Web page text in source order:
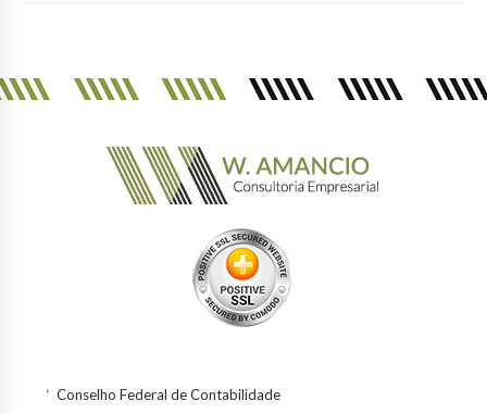
Conselho Federal de Contabilidade